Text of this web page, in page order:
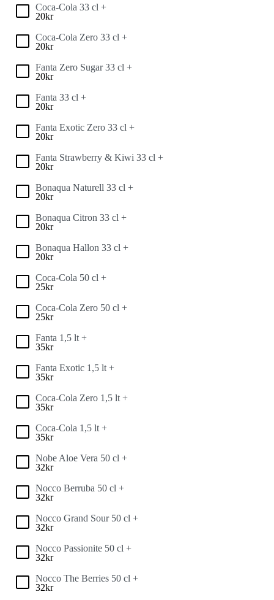
Coca-Cola 33 cl +
20kr
Coca-Cola Zero 33 cl +
20kr
Fanta Zero Sugar 33 cl +
20kr
Fanta 33 cl +
20kr
Fanta Exotic Zero 33 cl +
20kr
Fanta Strawberry & Kiwi 33 cl +
20kr
Bonaqua Naturell 33 cl +
20kr
Bonaqua Citron 33 cl +
20kr
Bonaqua Hallon 33 cl +
20kr
Coca-Cola 50 cl +
25kr
Coca-Cola Zero 50 cl +
25kr
Fanta 1,5 lt +
35kr
Fanta Exotic 1,5 lt +
35kr
Coca-Cola Zero 1,5 lt +
35kr
Coca-Cola 1,5 lt +
35kr
Nobe Aloe Vera 50 cl +
32kr
Nocco Berruba 50 cl +
32kr
Nocco Grand Sour 50 cl +
32kr
Nocco Passionite 50 cl +
32kr
Nocco The Berries 50 cl +
32kr